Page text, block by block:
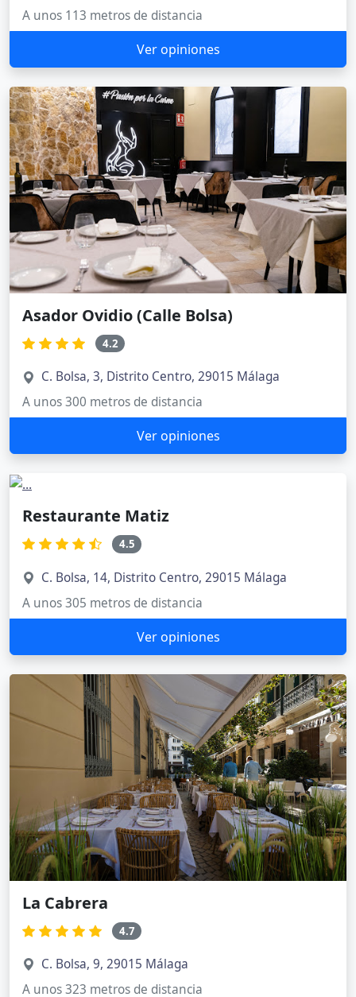
A unos 113 metros de distancia
Ver opiniones
Asador Ovidio (Calle Bolsa)
4.2
C. Bolsa, 3, Distrito Centro, 29015 Málaga
A unos 300 metros de distancia
Ver opiniones
Restaurante Matiz
4.5
C. Bolsa, 14, Distrito Centro, 29015 Málaga
A unos 305 metros de distancia
Ver opiniones
La Cabrera
4.7
C. Bolsa, 9, 29015 Málaga
A unos 323 metros de distancia